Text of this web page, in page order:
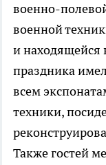
военно-
военной
и находящейся
праздника
всем
техники,
Также гостей